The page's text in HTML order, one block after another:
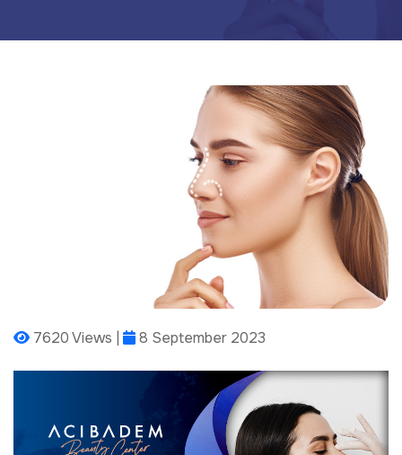
7620 Views | 8 September 2023